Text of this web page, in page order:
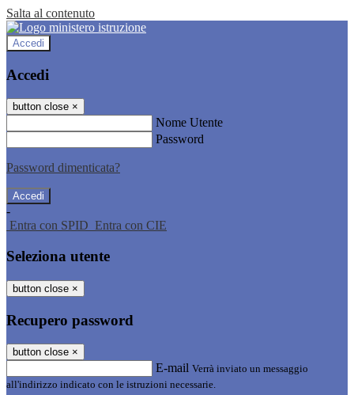
Salta al contenuto
Accedi
Accedi
button close ×
Nome Utente
Password
Password dimenticata?
-
Entra con SPID Entra con CIE
Seleziona utente
button close ×
Recupero password
button close ×
E-mail Verrà inviato un messaggio
all'indirizzo indicato con le istruzioni necessarie.